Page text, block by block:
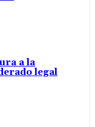
a la
legal